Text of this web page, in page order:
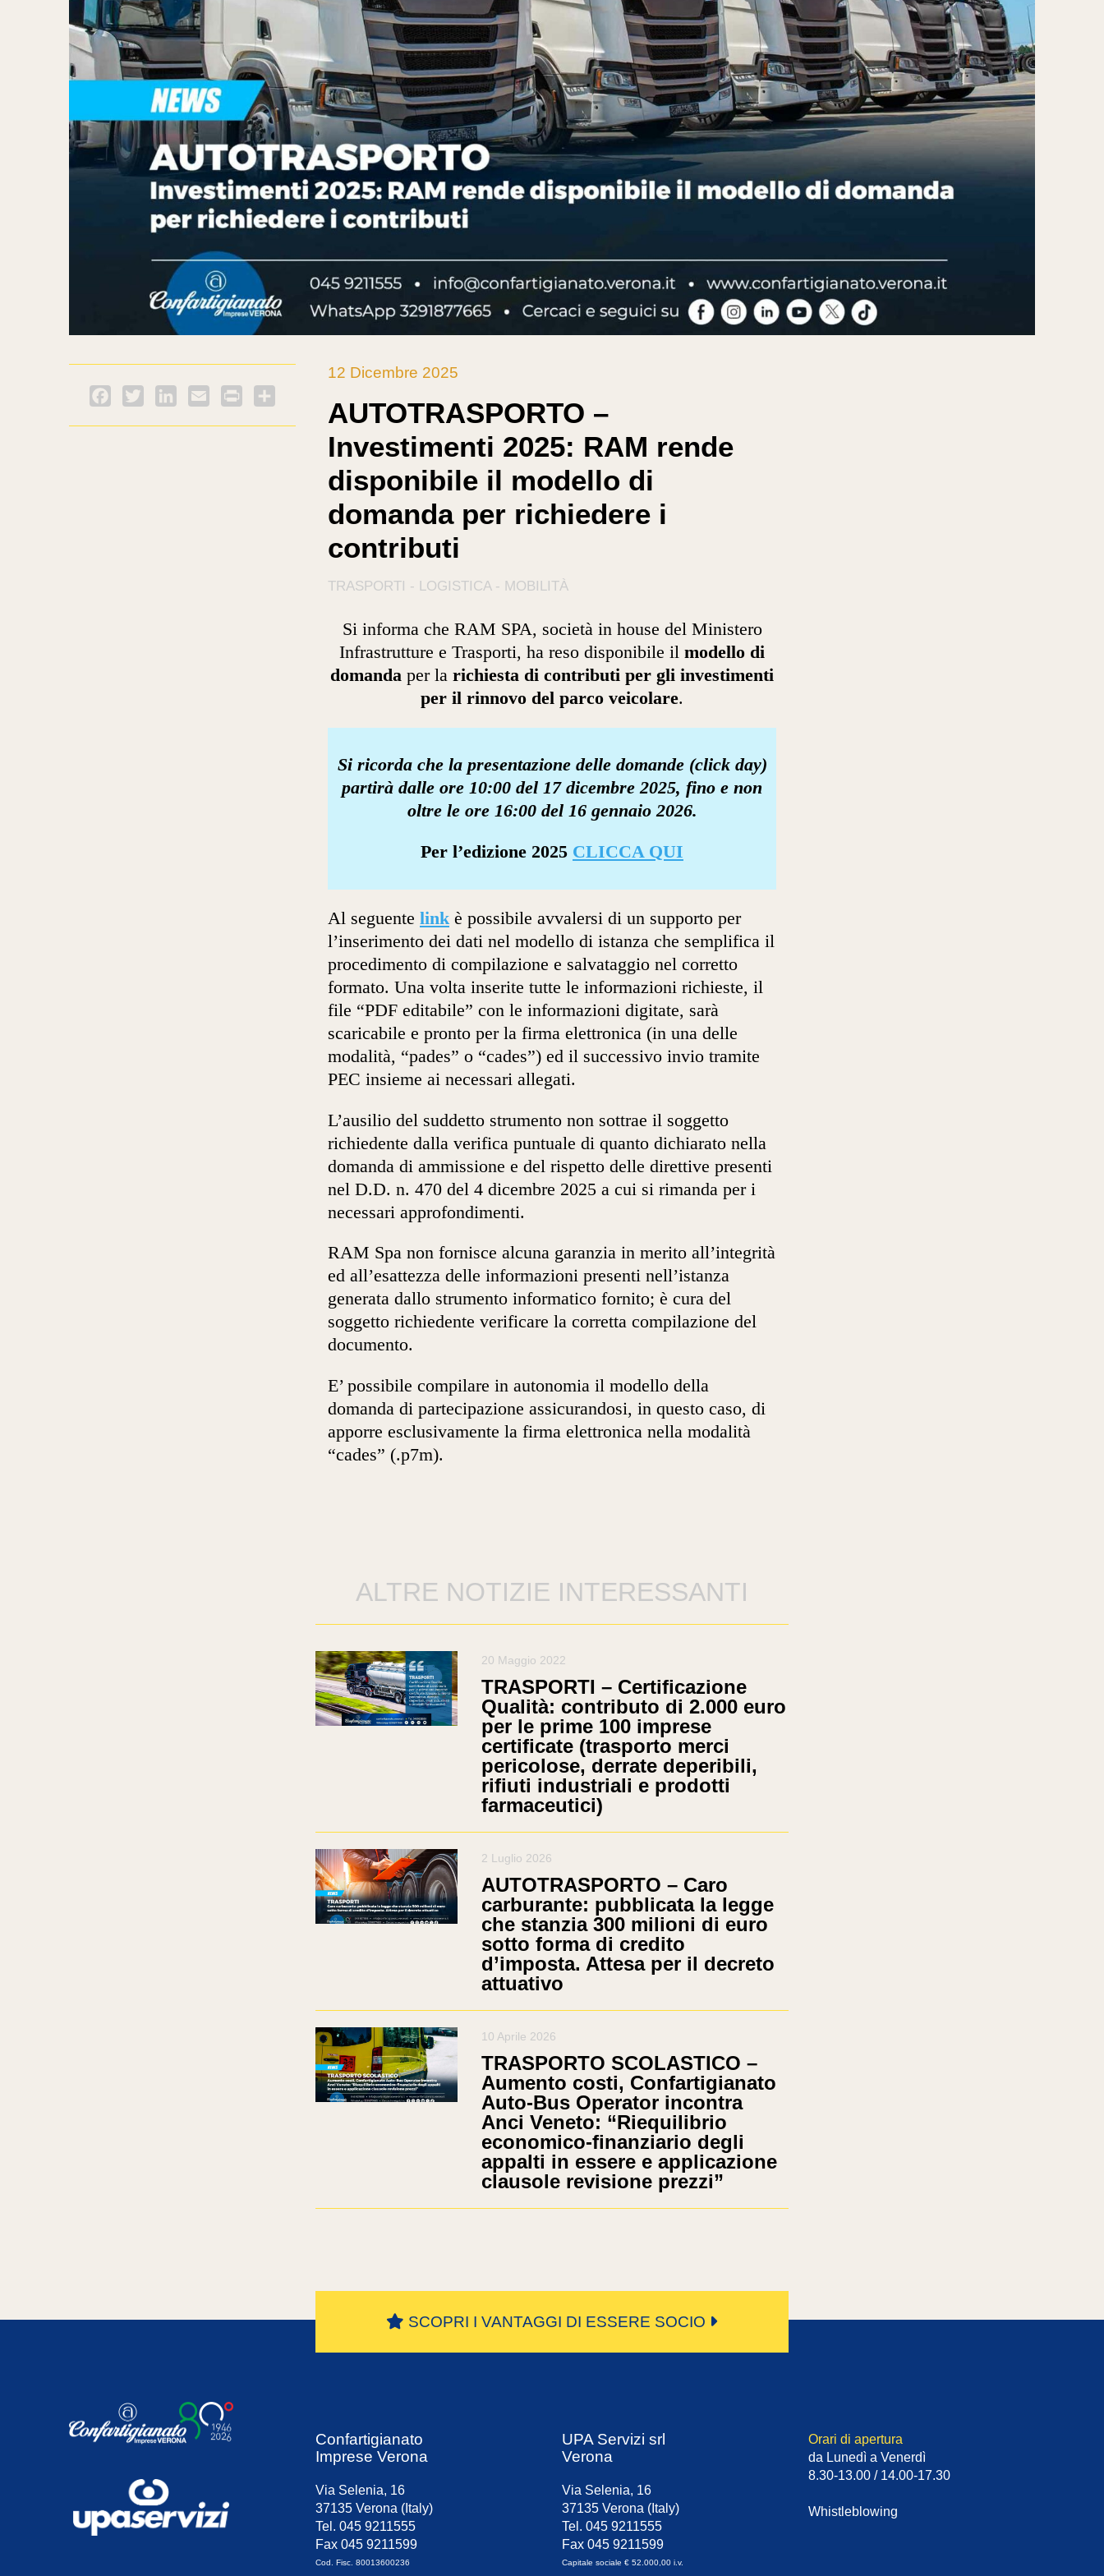
Facebook
Twitter LinkedInEmail PrintFriendly
12 Dicembre 2025
AUTOTRASPORTO –
Investimenti 2025: RAM rende
disponibile il modello di
domanda per richiedere i
contributi
TRASPORTI - LOGISTICA - MOBILITÀ
Si informa che RAM SPA, società in house del Ministero
Infrastrutture e Trasporti, ha reso disponibile il modello di
domanda per la richiesta di contributi per gli investimenti
per il rinnovo del parco veicolare.
Si ricorda che la presentazione delle domande (click day)
partirà dalle ore 10:00 del 17 dicembre 2025, fino e non
oltre le ore 16:00 del 16 gennaio 2026.
Per l’edizione 2025 CLICCA QUI
Al seguente linkè possibile avvalersi di un supporto per
l’inserimento dei dati nel modello di istanza che semplifica il
procedimento di compilazione e salvataggio nel corretto
formato. Una volta inserite tutte le informazioni richieste, il
file “PDF editabile” con le informazioni digitate, sarà
scaricabile e pronto per la firma elettronica (in una delle
modalità, “pades” o “cades”) ed il successivo invio tramite
PEC insieme ai necessari allegati.
L’ausilio del suddetto strumento non sottrae il soggetto
richiedente dalla verifica puntuale di quanto dichiarato nella
domanda di ammissione e del rispetto delle direttive presenti
nel D.D. n. 470 del 4 dicembre 2025 a cui si rimanda per i
necessari approfondimenti.
RAM Spa non fornisce alcuna garanzia in merito all’integrità
ed all’esattezza delle informazioni presenti nell’istanza
generata dallo strumento informatico fornito; è cura del
soggetto richiedente verificare la corretta compilazione del
documento.
E’ possibile compilare in autonomia il modello della
domanda di partecipazione assicurandosi, in questo caso, di
apporre esclusivamente la firma elettronica nella modalità
“cades” (.p7m).
ALTRE NOTIZIE INTERESSANTI
20 Maggio 2022
TRASPORTI – Certificazione
Qualità: contributo di 2.000 euro
per le prime 100 imprese
certificate (trasporto merci
pericolose, derrate deperibili,
rifiuti industriali e prodotti
farmaceutici)
2 Luglio 2026
AUTOTRASPORTO – Caro
carburante: pubblicata la legge
che stanzia 300 milioni di euro
sotto forma di credito
d’imposta. Attesa per il decreto
attuativo
10 Aprile 2026
TRASPORTO SCOLASTICO –
Aumento costi, Confartigianato
Auto-Bus Operator incontra
Anci Veneto: “Riequilibrio
economico-finanziario degli
appalti in essere e applicazione
clausole revisione prezzi”
SCOPRI I VANTAGGI DI ESSERE SOCIO
Confartigianato
Imprese Verona
Via Selenia, 16
37135 Verona (Italy)
Tel. 045 9211555
Fax 045 9211599
Cod. Fisc. 80013600236
UPA Servizi srl
Verona
Via Selenia, 16
37135 Verona (Italy)
Tel. 045 9211555
Fax 045 9211599
Capitale sociale € 52.000,00 i.v.
Orari di apertura
da Lunedì a Venerdì
8.30-13.00 / 14.00-17.30
Whistleblowing